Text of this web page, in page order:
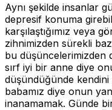
Aynı şekilde insanlar
depresif konuma
karşılaştığımız veya
zihnimizden sürekli
bu düşüncelerimizden
sırf iyi bir anne diye
düşündüğünde
babamız diye onun
inanamamak. Günde